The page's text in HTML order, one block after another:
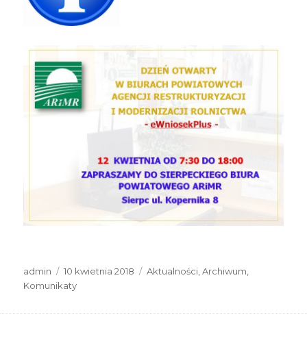
Autor
admin
Data
publikacji
10 kwietnia 2018 Kategorie
Aktualności ,Archiwum
Komunikaty